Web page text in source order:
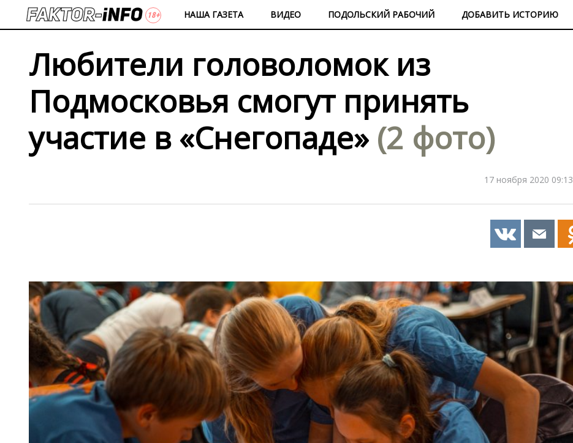
НАША ГАЗЕТА ВИДЕО ПОДОЛЬСКИЙ РАБОЧИЙ ДОБАВИТЬ ИСТОРИЮ
Любители головоломок из
Подмосковья смогут принять
участие в «Снегопаде» (2 фото)
17 ноября 2020 09:13